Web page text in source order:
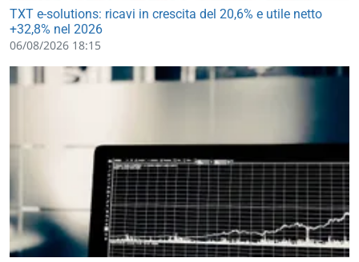
TXT e-solutions: ricavi in crescita del 20,6% e utile netto
+32,8% nel 2026
06/08/2026 18:15